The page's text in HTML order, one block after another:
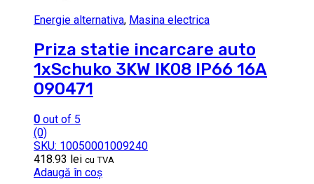
Energie alternativa, Masina electrica
Priza statie incarcare auto
1xSchuko 3KW IK08 IP66 16A
090471
0 out of 5
(0)
SKU: 10050001009240
418.93 lei cu TVA
Adaugă în coș